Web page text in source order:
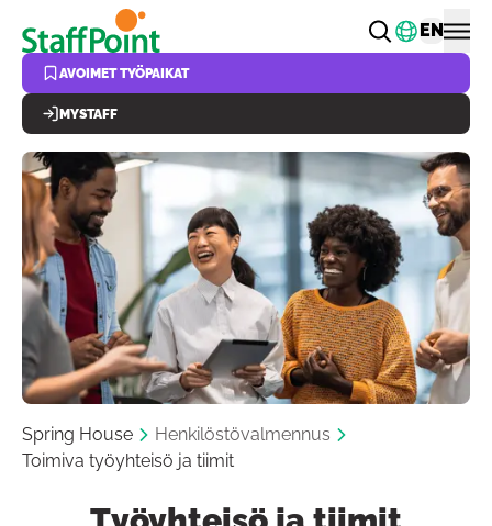
Hyppää pääsisältöön Vaihda
EN
AVOIMET TYÖPAIKAT
MYSTAFF
Spring House
Henkilöstövalmennus
Toimiva työyhteisö ja tiimit